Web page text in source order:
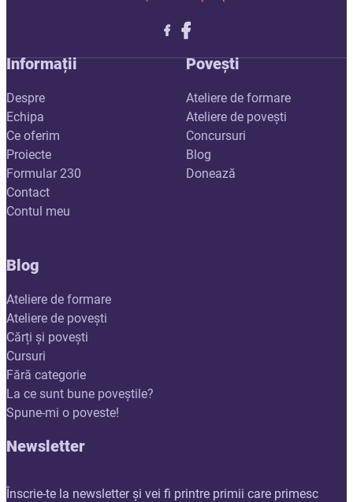
Follow me on X
Follow me on LinkedIn
Follow me on X
Informații
Despre
Echipa
Ce oferim
Proiecte
Formular 230
Contact
Contul meu
Povești
Ateliere de formare
Ateliere de povești
Concursuri
Blog
Donează
Blog
Ateliere de formare
Ateliere de povești
Cărți și povești
Cursuri
Fără categorie
La ce sunt bune poveștile?
Spune-mi o poveste!
Newsletter
Înscrie-te la newsletter și vei fi printre primii care primesc